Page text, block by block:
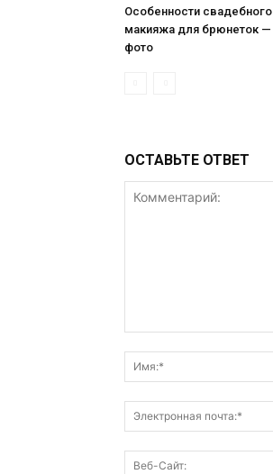
Особенности свадебного
макияжа для брюнеток —
фото
ОСТАВЬТЕ ОТВЕТ